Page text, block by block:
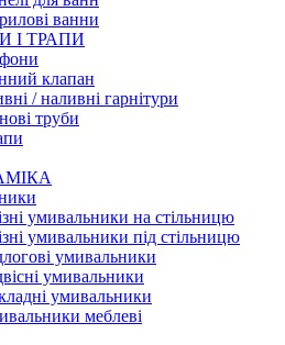
ванни
І ТРАПИ
клапан
/ наливні гарнітури
труби
умивальники на стільницю
умивальники під стільницю
умивальники
умивальники
умивальники
меблеві